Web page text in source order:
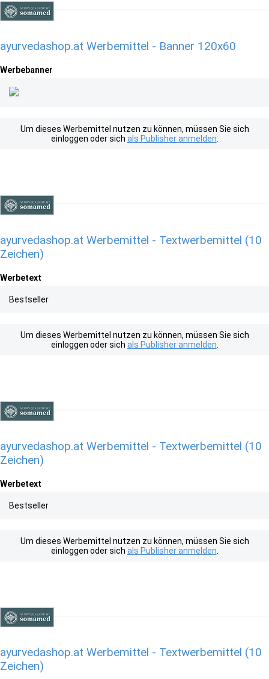
ayurvedashop.at Werbemittel - Banner 120x60
Werbebanner
Um dieses Werbemittel nutzen zu können, müssen Sie sich
einloggen oder sich als Publisher anmelden
ayurvedashop.at Werbemittel - Textwerbemittel (10
Zeichen)
Werbetext
Bestseller
Um dieses Werbemittel nutzen zu können, müssen Sie sich
einloggen oder sich als Publisher anmelden
ayurvedashop.at Werbemittel - Textwerbemittel (10
Zeichen)
Werbetext
Bestseller
Um dieses Werbemittel nutzen zu können, müssen Sie sich
einloggen oder sich als Publisher anmelden
ayurvedashop.at Werbemittel - Textwerbemittel (10
Zeichen)